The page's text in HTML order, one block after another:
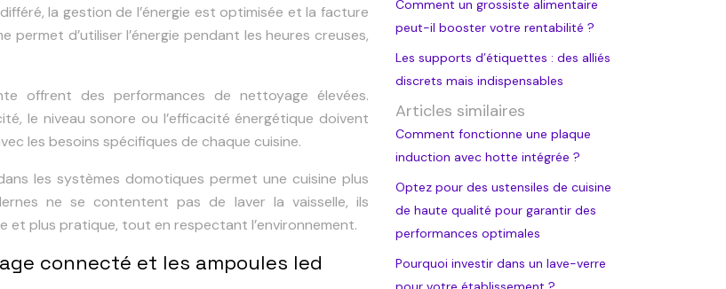
la gestion de l’énergie est optimisée et la facture
d’utiliser l’énergie pendant les heures creuses,
offrent des performances de nettoyage élevées.
le niveau sonore ou l’efficacité énergétique doivent
les besoins spécifiques de chaque cuisine.
les systèmes domotiques permet une cuisine plus
ne se contentent pas de laver la vaisselle, ils
et plus pratique, tout en respectant l’environnement.
connecté et les ampoules led
Comment un grossiste alimentaire
peut-il booster votre rentabilité ?
Les supports d’étiquettes : des alliés
discrets mais indispensables
Articles similaires
Comment fonctionne une plaque
induction avec hotte intégrée ?
Optez pour des ustensiles de cuisine
de haute qualité pour garantir des
performances optimales
Pourquoi investir dans un lave-verre